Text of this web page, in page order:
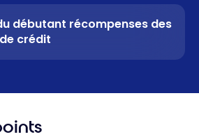
débutant récompenses des
crédit